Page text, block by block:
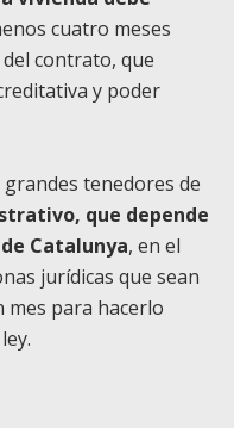
cuatro meses
contrato, que
y poder
tenedores de
que depende
Catalunya, en el
jurídicas que sean
mes para hacerlo